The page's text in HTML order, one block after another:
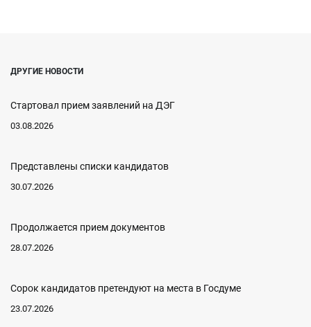
ДРУГИЕ НОВОСТИ
Стартовал прием заявлений на ДЭГ
03.08.2026
Представлены списки кандидатов
30.07.2026
Продолжается прием документов
28.07.2026
Сорок кандидатов претендуют на места в Госдуме
23.07.2026